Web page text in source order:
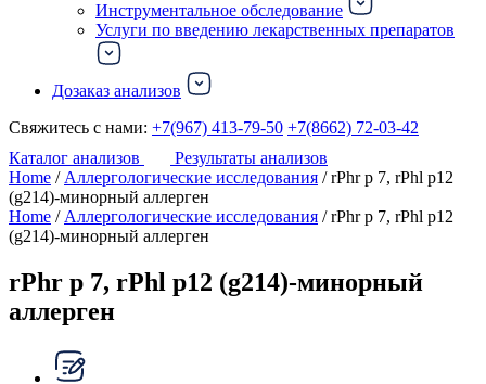
Инструментальное обследование
Услуги по введению лекарственных препаратов
Дозаказ анализов
Свяжитесь с нами: +7(967) 413-79-50 +7(8662) 72-03-42
Каталог анализов
Результаты анализов
Home / Аллергологические исследования / rPhr p 7, rPhl p12
(g214)-минорный аллерген
Home / Аллергологические исследования / rPhr p 7, rPhl p12
(g214)-минорный аллерген
rPhr p 7, rPhl p12 (g214)-минорный
аллерген